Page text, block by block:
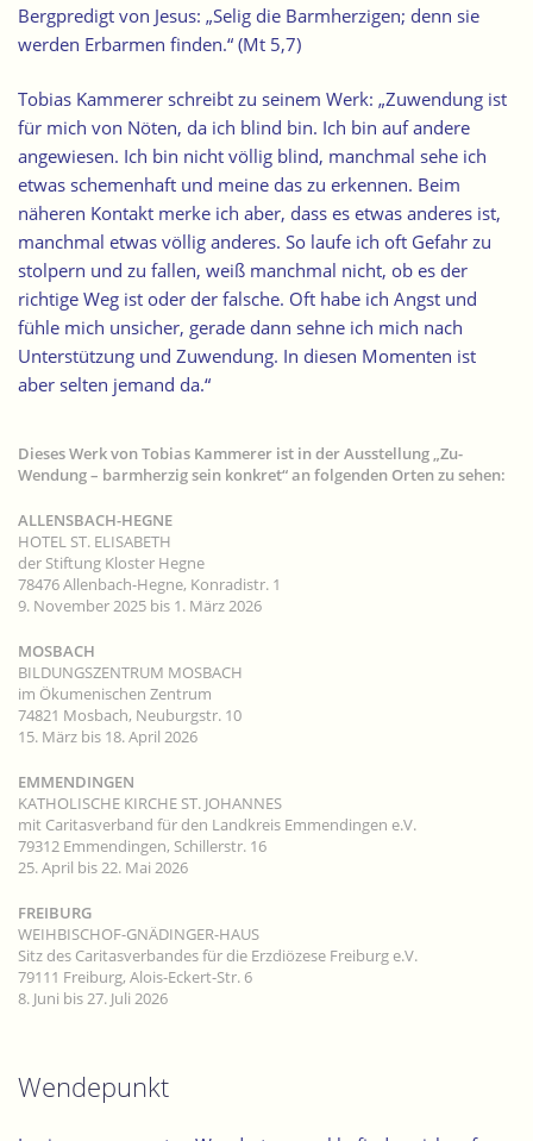
Bergpredigt von Jesus: „Selig die Barmherzigen; denn sie
werden Erbarmen finden.“ (Mt 5,7)
Tobias Kammerer schreibt zu seinem Werk: „Zuwendung ist
für mich von Nöten, da ich blind bin. Ich bin auf andere
angewiesen. Ich bin nicht völlig blind, manchmal sehe ich
etwas schemenhaft und meine das zu erkennen. Beim
näheren Kontakt merke ich aber, dass es etwas anderes ist,
manchmal etwas völlig anderes. So laufe ich oft Gefahr zu
stolpern und zu fallen, weiß manchmal nicht, ob es der
richtige Weg ist oder der falsche. Oft habe ich Angst und
fühle mich unsicher, gerade dann sehne ich mich nach
Unterstützung und Zuwendung. In diesen Momenten ist
aber selten jemand da.“
Dieses Werk von Tobias Kammerer ist in der Ausstellung „Zu-
Wendung – barmherzig sein konkret“ an folgenden Orten zu sehen:
ALLENSBACH-HEGNE
HOTEL ST. ELISABETH
der Stiftung Kloster Hegne
78476 Allenbach-Hegne, Konradistr. 1
9. November 2025 bis 1. März 2026
MOSBACH
BILDUNGSZENTRUM MOSBACH
im Ökumenischen Zentrum
74821 Mosbach, Neuburgstr. 10
15. März bis 18. April 2026
EMMENDINGEN
KATHOLISCHE KIRCHE ST. JOHANNES
mit Caritasverband für den Landkreis Emmendingen e.V.
79312 Emmendingen, Schillerstr. 16
25. April bis 22. Mai 2026
FREIBURG
WEIHBISCHOF-GNÄDINGER-HAUS
Sitz des Caritasverbandes für die Erzdiözese Freiburg e.V.
79111 Freiburg, Alois-Eckert-Str. 6
8. Juni bis 27. Juli 2026
Wendepunkt